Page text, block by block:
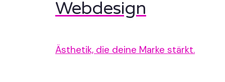
Webdesign
Ästhetik, die deine Marke stärkt.